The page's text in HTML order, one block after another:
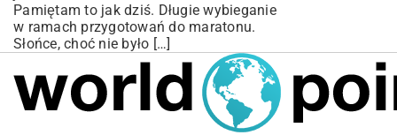
Pamiętam to jak dziś. Długie wybieganie
w ramach przygotowań do maratonu.
Słońce, choć nie było […]